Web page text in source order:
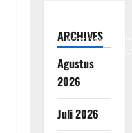
https://
ARCHIVES
Agustus
2026
Juli 2026